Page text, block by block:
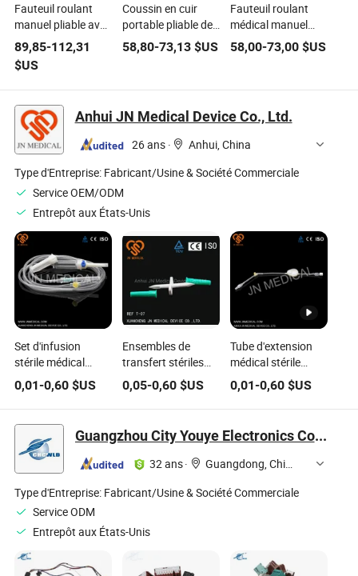
Fauteuil roulant
manuel pliable avec
frein de sécurité
pour soins,
fournitures
médicales pour
usage domestique
et hospitalier
89,85-112,31
$US
Coussin en cuir
portable pliable de
qualité pour
fauteuil roulant
pliable
58,80-73,13$US
Fauteuil roulant
médical manuel
avec repose-
jambes fixe en cuir
58,00-73,00$US
Anhui JN Medical Device Co., Ltd.
26 ans ·
Anhui, China
Type d'Entreprise: Fabricant/Usine & Société Commerciale
Service OEM/ODM
Entrepôt aux États-Unis
Set d'infusion
stérile médical
jetable / Set IV avec
certificat CE, ISO
usage unique
uniquement
0,01-0,60 $US
Ensembles de
transfert stériles
jetables approuvés
par la CE ISO
0,05-0,60$US
Tube d'extension
médical stérile
jetable avec
connecteurs de
toutes tailles pour
vente en gros
0,01-0,60$US
Guangzhou City Youye Electronics Co., Ltd
32 ans·
Guangdong, China
Type d'Entreprise: Fabricant/Usine & Société Commerciale
Service ODM
Entrepôt aux États-Unis